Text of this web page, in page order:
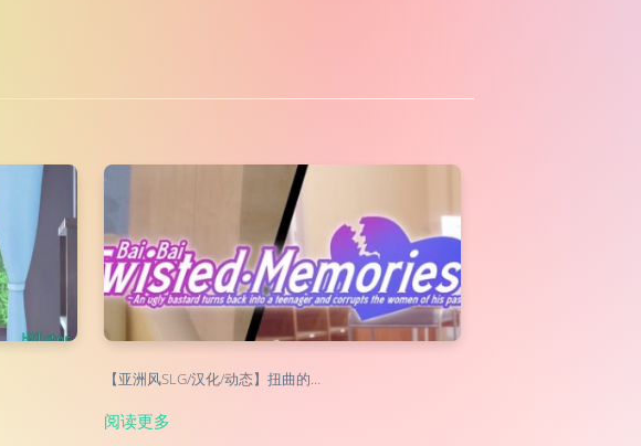
【亚洲风SLG/汉化/动态】扭曲的…
阅读更多